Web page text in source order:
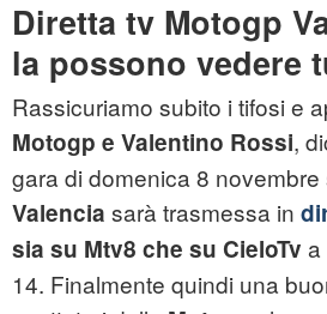
Diretta tv Motogp
la possono vedere
Rassicuriamo subito i tifosi e
Motogp e Valentino Rossi,
gara di domenica 8 novembre
Valencia sarà trasmessa in
sia su Mtv8 che su CieloTv a
14. Finalmente quindi una